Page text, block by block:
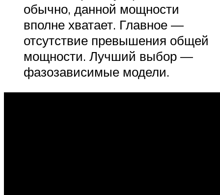
обычно, данной мощности
вполне хватает. Главное —
отсутствие превышения общей
мощности. Лучший выбор —
фазозависимые модели.